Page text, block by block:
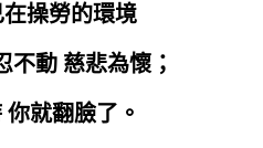
操勞的環境
不動 慈悲為懷；
就翻臉了。